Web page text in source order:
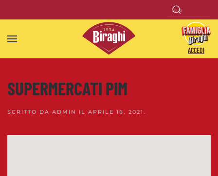
Skip to main content
ACCEDI
SUPERMERCATI PIM
SCRITTO DA ADMIN IL APRILE 16, 2021 .